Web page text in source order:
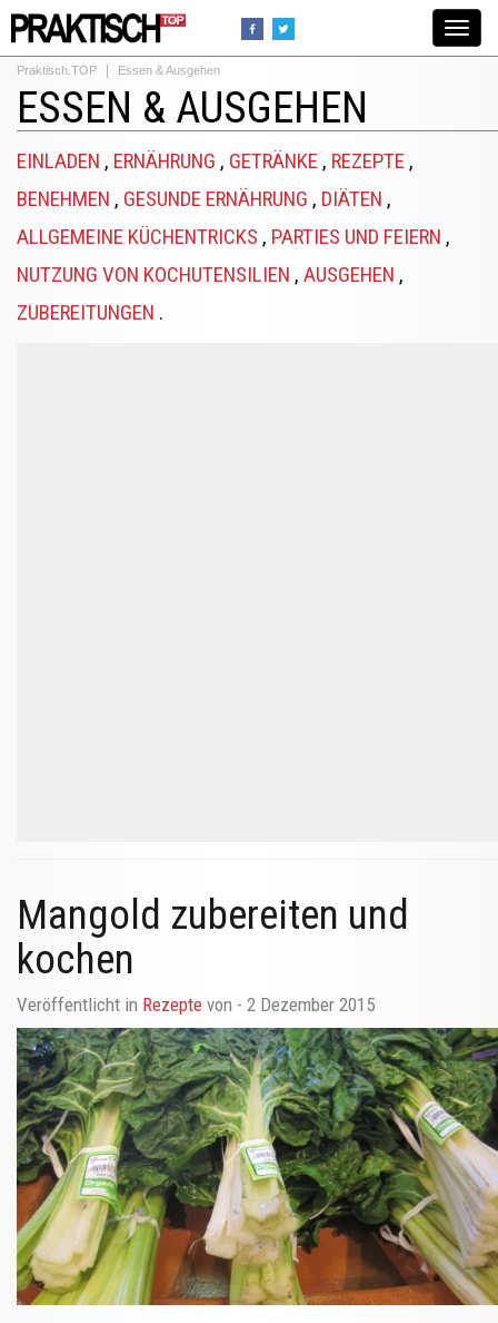
Toggle
Praktisch.TOP Essen & Ausgehen
ESSEN & AUSGEHEN
EINLADEN , ERNÄHRUNG , GETRÄNKE , REZEPTE ,
BENEHMEN , GESUNDE ERNÄHRUNG , DIÄTEN ,
ALLGEMEINE KÜCHENTRICKS , PARTIES UND FEIERN ,
NUTZUNG VON KOCHUTENSILIEN , AUSGEHEN ,
ZUBEREITUNGEN .
Mangold zubereiten und
kochen
Veröffentlicht in Rezepte von - 2 Dezember 2015